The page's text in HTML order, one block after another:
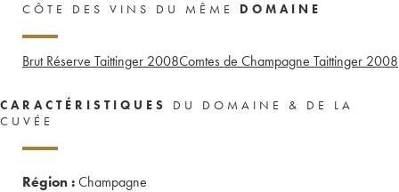
CÔTE DES VINS DU MÊME DOMAINE
Brut Réserve Taittinger 2008Comtes de Champagne Taittinger 2008
CARACTÉRISTIQUES
DU DOMAINE & DE LA
CUVÉE
Région :Champagne